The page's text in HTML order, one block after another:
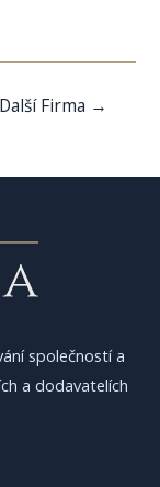
Další Firma →
společností a
a dodavatelích